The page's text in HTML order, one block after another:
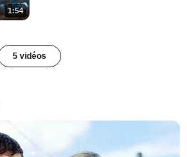
1:54
5 vidéos